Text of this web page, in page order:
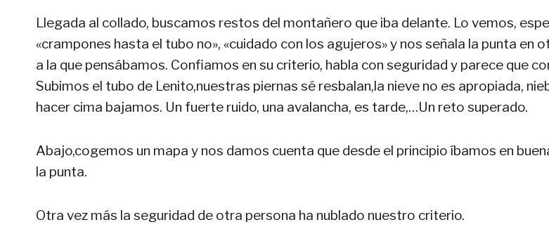
Llegada al collado, buscamos restos del montañero que iba delante. Lo vemos,
«crampones hasta el tubo no», «cuidado con los agujeros» y nos señala la punta en
a la que pensábamos. Confiamos en su criterio, habla con seguridad y parece que
Subimos el tubo de Lenito,nuestras piernas sé resbalan,la nieve no es apropiada,
hacer cima bajamos. Un fuerte ruido, una avalancha, es tarde,…Un reto superado.
Abajo,cogemos un mapa y nos damos cuenta que desde el principio íbamos en
la punta.
Otra vez más la seguridad de otra persona ha nublado nuestro criterio.